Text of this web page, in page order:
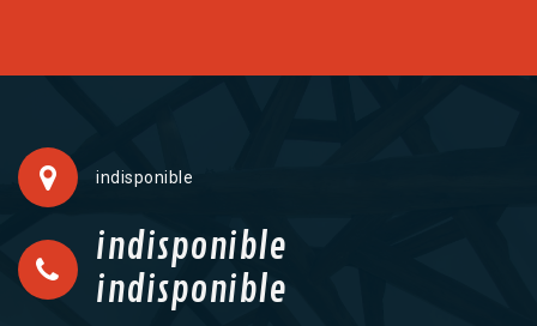
indisponible
indisponible
indisponible